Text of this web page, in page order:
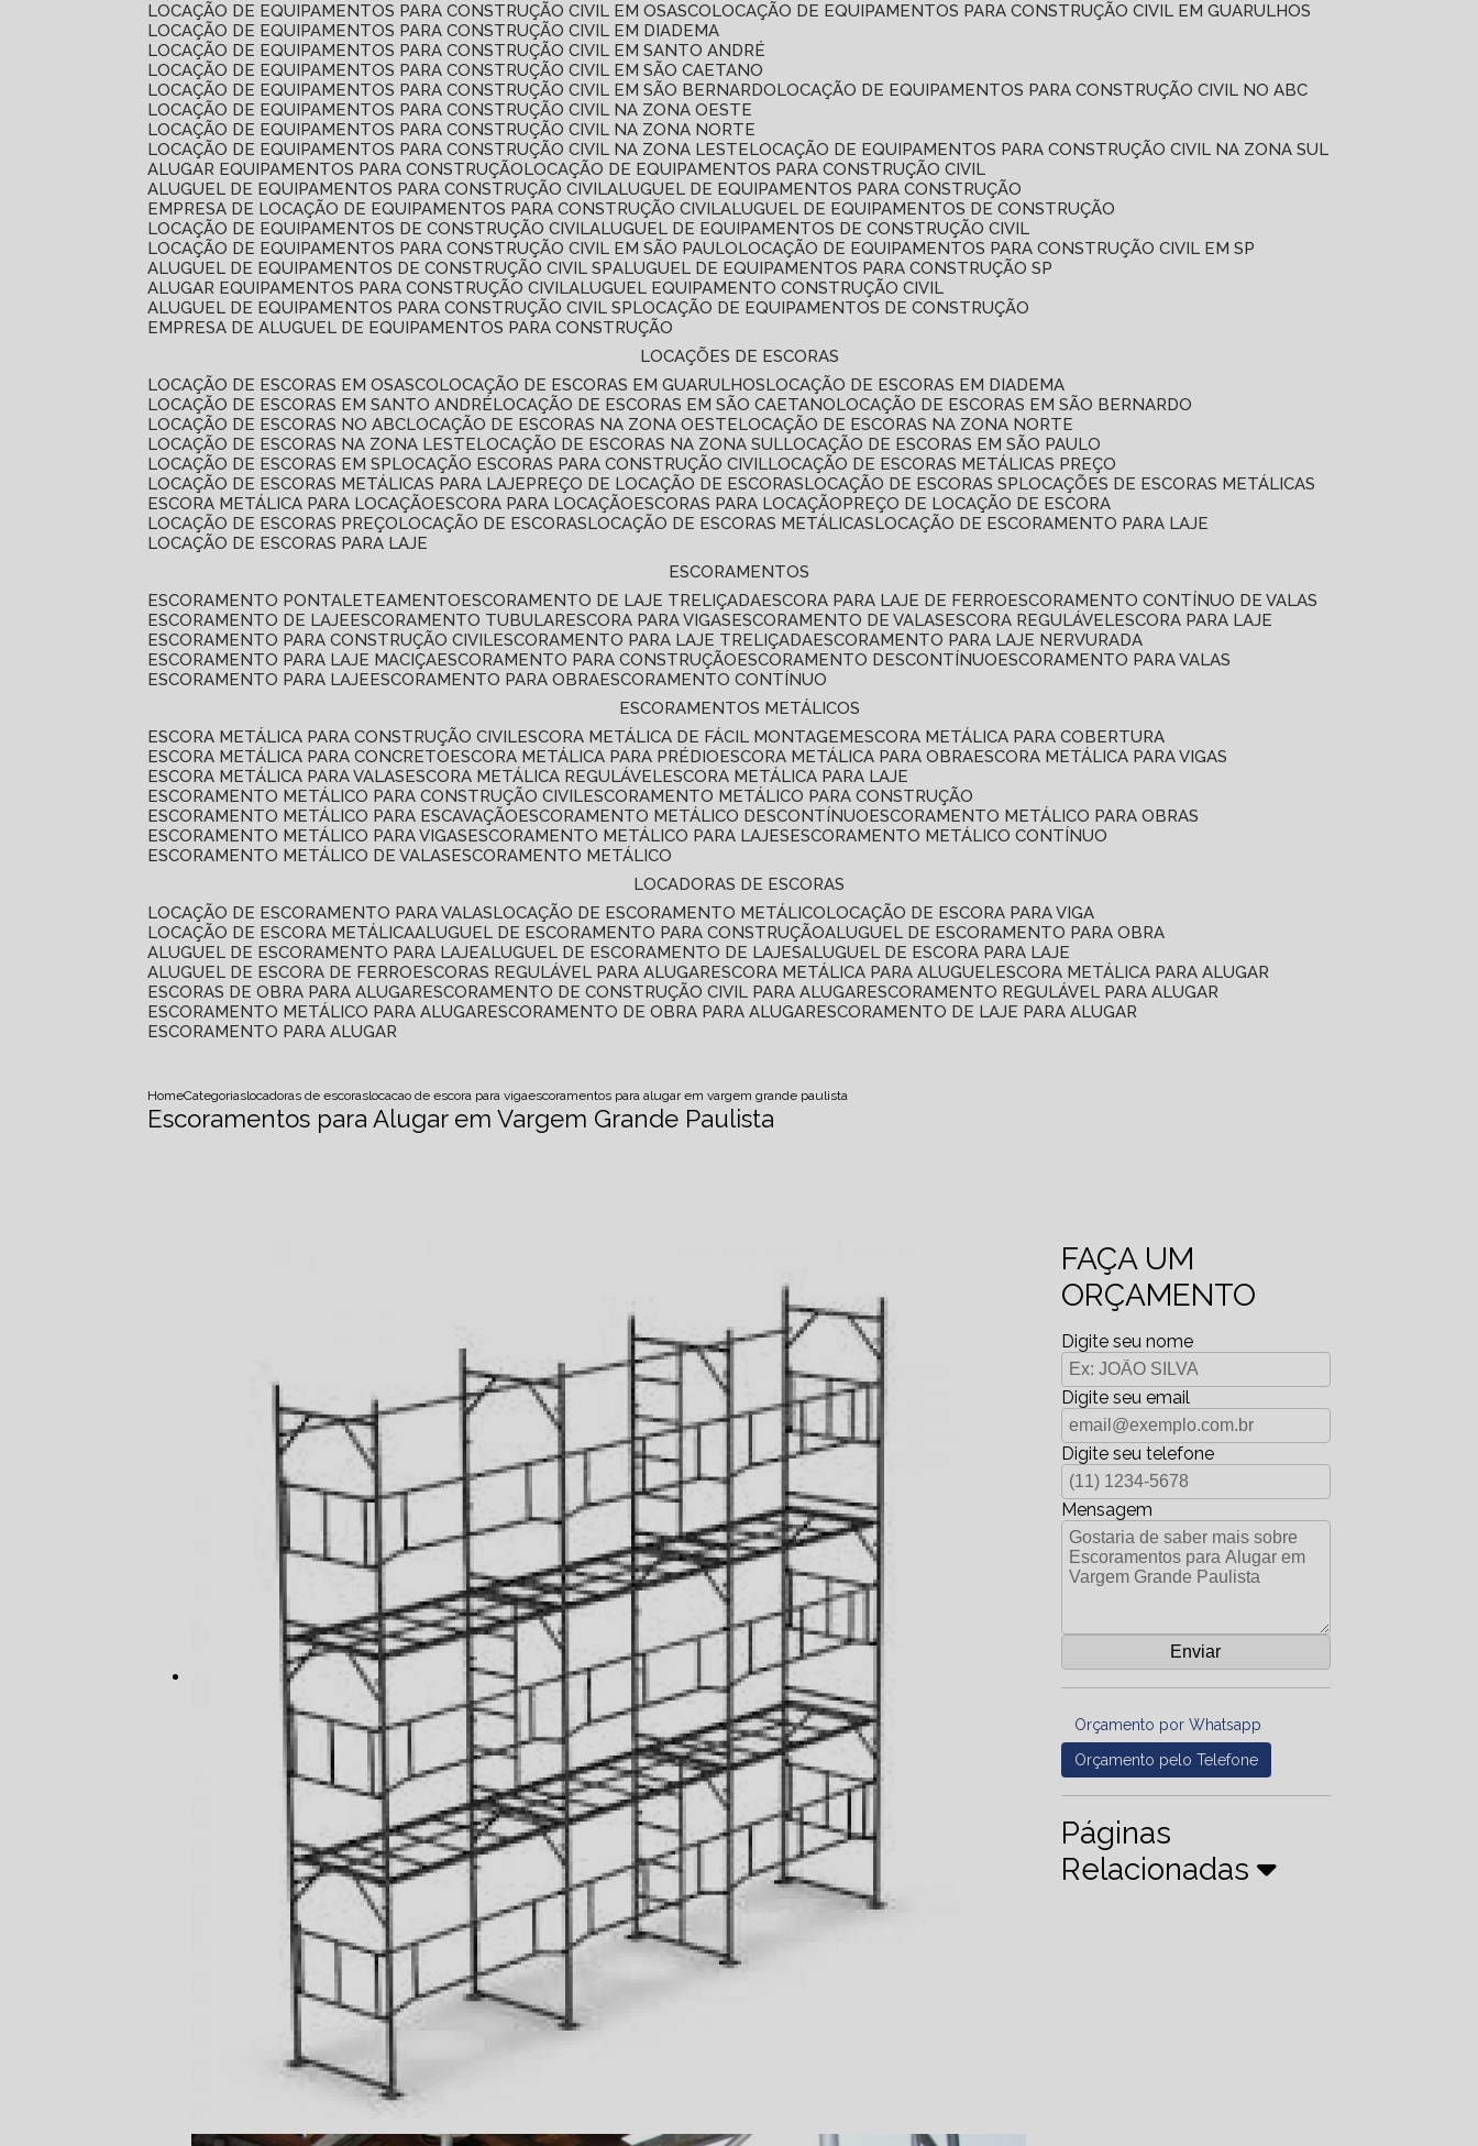
LOCAÇÃO DE EQUIPAMENTOS PARA CONSTRUÇÃO CIVIL EM OSASCO LOCAÇÃO DE EQUIPAMENTOS PARA CONSTRUÇÃO CIVIL EM GUARULHOS
LOCAÇÃO DE EQUIPAMENTOS PARA CONSTRUÇÃO CIVIL EM DIADEMA
LOCAÇÃO DE EQUIPAMENTOS PARA CONSTRUÇÃO CIVIL EM SANTO ANDRÉ
LOCAÇÃO DE EQUIPAMENTOS PARA CONSTRUÇÃO CIVIL EM SÃO CAETANO
LOCAÇÃO DE EQUIPAMENTOS PARA CONSTRUÇÃO CIVIL EM SÃO BERNARDO LOCAÇÃO DE EQUIPAMENTOS PARA CONSTRUÇÃO CIVIL NO ABC
LOCAÇÃO DE EQUIPAMENTOS PARA CONSTRUÇÃO CIVIL NA ZONA OESTE
LOCAÇÃO DE EQUIPAMENTOS PARA CONSTRUÇÃO CIVIL NA ZONA NORTE
LOCAÇÃO DE EQUIPAMENTOS PARA CONSTRUÇÃO CIVIL NA ZONA LESTE LOCAÇÃO DE EQUIPAMENTOS PARA CONSTRUÇÃO CIVIL NA ZONA SUL
ALUGAR EQUIPAMENTOS PARA CONSTRUÇÃO LOCAÇÃO DE EQUIPAMENTOS PARA CONSTRUÇÃO CIVIL
ALUGUEL DE EQUIPAMENTOS PARA CONSTRUÇÃO CIVIL ALUGUEL DE EQUIPAMENTOS PARA CONSTRUÇÃO
EMPRESA DE LOCAÇÃO DE EQUIPAMENTOS PARA CONSTRUÇÃO CIVIL ALUGUEL DE EQUIPAMENTOS DE CONSTRUÇÃO
LOCAÇÃO DE EQUIPAMENTOS DE CONSTRUÇÃO CIVIL ALUGUEL DE EQUIPAMENTOS DE CONSTRUÇÃO CIVIL
LOCAÇÃO DE EQUIPAMENTOS PARA CONSTRUÇÃO CIVIL EM SÃO PAULO LOCAÇÃO DE EQUIPAMENTOS PARA CONSTRUÇÃO CIVIL EM SP
ALUGUEL DE EQUIPAMENTOS DE CONSTRUÇÃO CIVIL SP ALUGUEL DE EQUIPAMENTOS PARA CONSTRUÇÃO SP
ALUGAR EQUIPAMENTOS PARA CONSTRUÇÃO CIVIL ALUGUEL EQUIPAMENTO CONSTRUÇÃO CIVIL
ALUGUEL DE EQUIPAMENTOS PARA CONSTRUÇÃO CIVIL SP LOCAÇÃO DE EQUIPAMENTOS DE CONSTRUÇÃO
EMPRESA DE ALUGUEL DE EQUIPAMENTOS PARA CONSTRUÇÃO
LOCAÇÕES DE ESCORAS
LOCAÇÃO DE ESCORAS EM OSASCO LOCAÇÃO DE ESCORAS EM GUARULHOS LOCAÇÃO DE ESCORAS EM DIADEMA
LOCAÇÃO DE ESCORAS EM SANTO ANDRÉ LOCAÇÃO DE ESCORAS EM SÃO CAETANO LOCAÇÃO DE ESCORAS EM SÃO BERNARDO
LOCAÇÃO DE ESCORAS NO ABC LOCAÇÃO DE ESCORAS NA ZONA OESTE LOCAÇÃO DE ESCORAS NA ZONA NORTE
LOCAÇÃO DE ESCORAS NA ZONA LESTE LOCAÇÃO DE ESCORAS NA ZONA SUL LOCAÇÃO DE ESCORAS EM SÃO PAULO
LOCAÇÃO DE ESCORAS EM SP LOCAÇÃO ESCORAS PARA CONSTRUÇÃO CIVIL LOCAÇÃO DE ESCORAS METÁLICAS PREÇO
LOCAÇÃO DE ESCORAS METÁLICAS PARA LAJE
PREÇO DE LOCAÇÃO DE ESCORAS LOCAÇÃO DE ESCORAS SP LOCAÇÕES DE ESCORAS METÁLICAS
ESCORA METÁLICA PARA LOCAÇÃO
ESCORA PARA LOCAÇÃO ESCORAS PARA LOCAÇÃO
PREÇO DE LOCAÇÃO DE ESCORA
LOCAÇÃO DE ESCORAS PREÇO LOCAÇÃO DE ESCORAS LOCAÇÃO DE ESCORAS METÁLICAS LOCAÇÃO DE ESCORAMENTO PARA LAJE
LOCAÇÃO DE ESCORAS PARA LAJE
ESCORAMENTOS
ESCORAMENTO PONTALETEAMENTO
ESCORAMENTO DE LAJE TRELIÇADA ESCORA PARA LAJE DE FERRO
ESCORAMENTO CONTÍNUO DE VALAS
ESCORAMENTO DE LAJE
ESCORAMENTO TUBULAR ESCORA PARA VIGAS ESCORAMENTO DE VALAS ESCORA REGULÁVEL ESCORA PARA LAJE
ESCORAMENTO PARA CONSTRUÇÃO CIVIL ESCORAMENTO PARA LAJE TRELIÇADA ESCORAMENTO PARA LAJE NERVURADA
ESCORAMENTO PARA LAJE MACIÇA ESCORAMENTO PARA CONSTRUÇÃO ESCORAMENTO DESCONTÍNUO
ESCORAMENTO PARA VALAS
ESCORAMENTO PARA LAJE
ESCORAMENTO PARA OBRA ESCORAMENTO CONTÍNUO
ESCORAMENTOS METÁLICOS
ESCORA METÁLICA PARA CONSTRUÇÃO CIVIL ESCORA METÁLICA DE FÁCIL MONTAGEM
ESCORA METÁLICA PARA COBERTURA
ESCORA METÁLICA PARA CONCRETO
ESCORA METÁLICA PARA PRÉDIO ESCORA METÁLICA PARA OBRA ESCORA METÁLICA PARA VIGAS
ESCORA METÁLICA PARA VALAS
ESCORA METÁLICA REGULÁVEL ESCORA METÁLICA PARA LAJE
ESCORAMENTO METÁLICO PARA CONSTRUÇÃO CIVIL ESCORAMENTO METÁLICO PARA CONSTRUÇÃO
ESCORAMENTO METÁLICO PARA ESCAVAÇÃO
ESCORAMENTO METÁLICO DESCONTÍNUO
ESCORAMENTO METÁLICO PARA OBRAS
ESCORAMENTO METÁLICO PARA VIGAS
ESCORAMENTO METÁLICO PARA LAJES
ESCORAMENTO METÁLICO CONTÍNUO
ESCORAMENTO METÁLICO DE VALAS
ESCORAMENTO METÁLICO
LOCADORAS DE ESCORAS
LOCAÇÃO DE ESCORAMENTO PARA VALAS LOCAÇÃO DE ESCORAMENTO METÁLICO LOCAÇÃO DE ESCORA PARA VIGA
LOCAÇÃO DE ESCORA METÁLICA ALUGUEL DE ESCORAMENTO PARA CONSTRUÇÃO ALUGUEL DE ESCORAMENTO PARA OBRA
ALUGUEL DE ESCORAMENTO PARA LAJE ALUGUEL DE ESCORAMENTO DE LAJES ALUGUEL DE ESCORA PARA LAJE
ALUGUEL DE ESCORA DE FERRO
ESCORAS REGULÁVEL PARA ALUGAR ESCORA METÁLICA PARA ALUGUEL ESCORA METÁLICA PARA ALUGAR
ESCORAS DE OBRA PARA ALUGAR ESCORAMENTO DE CONSTRUÇÃO CIVIL PARA ALUGAR ESCORAMENTO REGULÁVEL PARA ALUGAR
ESCORAMENTO METÁLICO PARA ALUGAR ESCORAMENTO DE OBRA PARA ALUGAR ESCORAMENTO DE LAJE PARA ALUGAR
ESCORAMENTO PARA ALUGAR
HomeCategoriaslocadoras de escoraslocacao de escora para vigaescoramentos para alugar em vargem grande paulista
Escoramentos para Alugar em Vargem Grande Paulista
FAÇA UM
ORÇAMENTO
Digite seu nome
Digite seu email
Digite seu telefone
Mensagem
Orçamento por Whatsapp
Orçamento pelo Telefone
Páginas
Relacionadas